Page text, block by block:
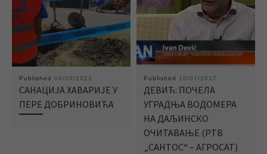
Published 04/08/2022
САНАЦИЈА ХАВАРИЈЕ У
ПЕРЕ ДОБРИНОВИЋА
Published 10/07/2017
ДЕВИЋ: ПОЧЕЛА
УГРАДЊА ВОДОМЕРА
НА ДАЉИНСКО
ОЧИТАВАЊЕ (РТВ
„САНТОС“ – АГРОСАТ)